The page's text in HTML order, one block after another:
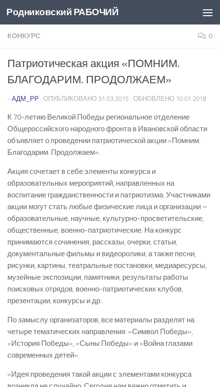
Перейти к содержимому
Родниковский РАБОЧИЙ
КОНКУРС 0
Патриотическая акция «ПОМНИМ.
БЛАГОДАРИМ. ПРОДОЛЖАЕМ»
- АДМ_РР · ОПУБЛИКОВАНО 31.03.2015 · ОБНОВЛЕНО 10.01.2018
К 70-летию Великой Победы региональное отделение
Общероссийского народного фронта в Ивановской области
объявляет о проведении патриотической акции «Помним.
Благодарим. Продолжаем».
Акция сочетает в себе элементы конкурса и
образовательных мероприятий, направленных на
воспитание гражданственности и патриотизма. Участниками
акции могут стать любые физические лица и организации –
образовательные, научные, культурно-просветительские,
общественные, военно-патриотические. На конкурс
принимаются сочинения, рассказы, очерки, статьи,
документальные фильмы и видеоролики, а также песни,
рисунки, картины, театральные постановки, медиаресурсы,
музейные экспозиции, памятники, результаты работы
поисковых отрядов, военно-патриотических клубов,
презентации, конкурсы и др.
По замыслу организаторов, все материалы разделят на
четыре тематических направления: «Символ Победы»,
«История Победы», «Сыны Победы» и «Война глазами
современных детей».
«Идея проведения такой акции с элементами конкурса